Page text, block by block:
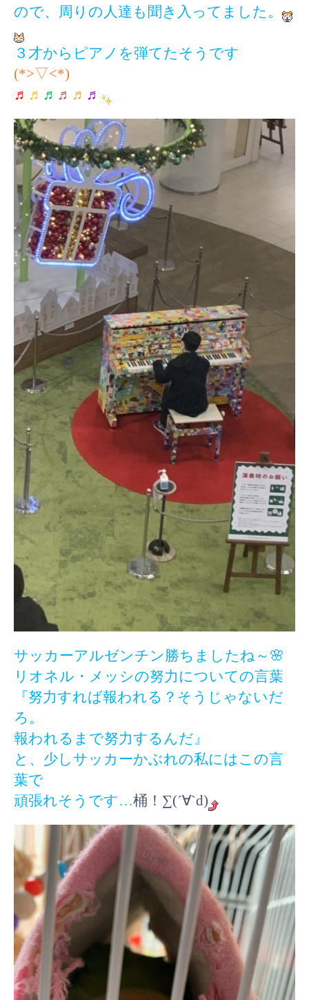
ので、周りの人達も聞き入ってました。
３才からピアノを弾てたそうです
(*>▽<*)
♬ ♬ ♬ ♬ ♬ ♬
サッカーアルゼンチン勝ちましたね～ 🌸
リオネル・メッシの努力についての言葉
『努力すれば報われる？そうじゃないだ
ろ。
報われるまで努力するんだ』
と、少しサッカーかぶれの私にはこの言
葉で
頑張れそうです…桶！∑(´∀`d)